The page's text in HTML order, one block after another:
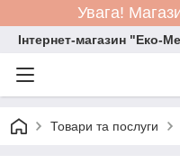
Увага!
Інтернет-магазин "Еко-
Товари та послуги